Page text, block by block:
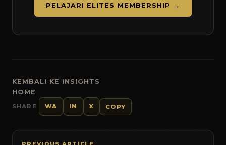
PELAJARI ELITES MEMBERSHIP →
KEMBALI KE INSIGHTS
HOME
SHARE WA IN X COPY